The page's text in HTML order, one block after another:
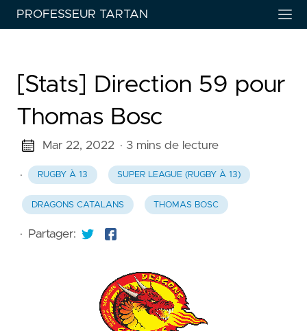
PROFESSEUR TARTAN
[Stats] Direction 59 pour
Thomas Bosc
Mar 22, 2022 · 3 mins de lecture
· RUGBY À 13 SUPER LEAGUE (RUGBY À 13)
DRAGONS CATALANS THOMAS BOSC
· Partager: